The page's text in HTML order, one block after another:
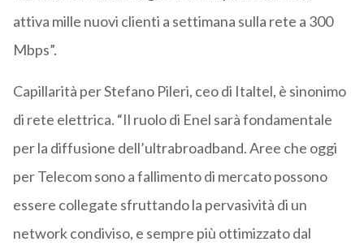
attiva mille nuovi clienti a settimana sulla rete a 300
Mbps”.
Capillarità per Stefano Pileri, ceo di Italtel, è sinonimo
di rete elettrica. “Il ruolo di Enel sarà fondamentale
per la diffusione dell’ultrabroadband. Aree che oggi
per Telecom sono a fallimento di mercato possono
essere collegate sfruttando la pervasività di un
network condiviso, e sempre più ottimizzato dal